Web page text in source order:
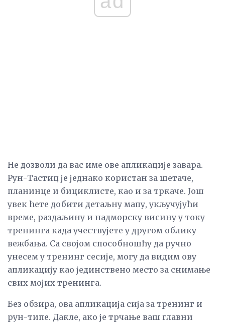
Не дозволи да вас име ове апликације завара.
Рун-Тастиц је једнако користан за шетаче,
планинце и бициклисте, као и за тркаче. Још
увек ћете добити детаљну мапу, укључујући
време, раздаљину и надморску висину у току
тренинга када учествујете у другом облику
вежбања. Са својом способношћу да ручно
унесем у тренинг сесије, могу да видим ову
апликацију као јединствено место за снимање
свих мојих тренинга.
Без обзира, ова апликација сија за тренинг и
рун-типе. Дакле, ако је трчање ваш главни